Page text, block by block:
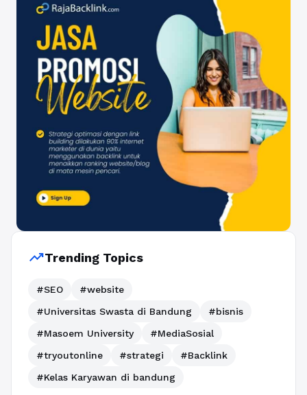
trending_upTrending Topics
#SEO
#website
#Universitas Swasta di Bandung
#bisnis
#Masoem University
#MediaSosial
#tryoutonline
#strategi
#Backlink
#Kelas Karyawan di bandung